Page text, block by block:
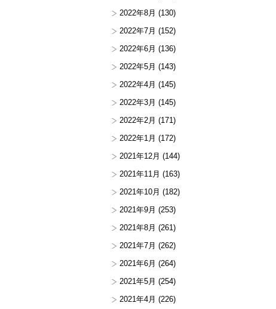
2022年8月 (130)
2022年7月 (152)
2022年6月 (136)
2022年5月 (143)
2022年4月 (145)
2022年3月 (145)
2022年2月 (171)
2022年1月 (172)
2021年12月 (144)
2021年11月 (163)
2021年10月 (182)
2021年9月 (253)
2021年8月 (261)
2021年7月 (262)
2021年6月 (264)
2021年5月 (254)
2021年4月 (226)